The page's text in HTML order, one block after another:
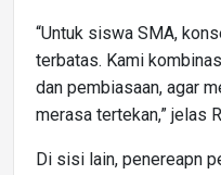
“Untuk siswa SMA,
terbatas. Kami
dan pembiasaan, agar
merasa tertekan,” jelas
Di sisi lain, penereapn